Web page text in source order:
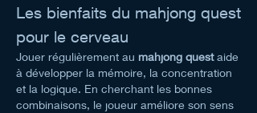
Les bienfaits du mahjong quest
pour le cerveau
Jouer régulièrement au mahjong quest aide
à développer la mémoire, la concentration
et la logique. En cherchant les bonnes
combinaisons, le joueur améliore son sens